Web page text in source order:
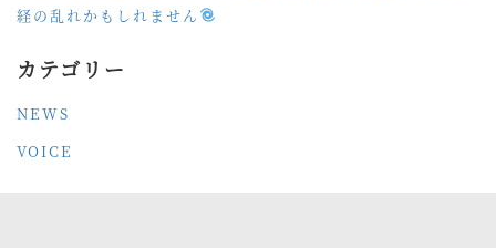
経の乱れかもしれません
カテゴリー
NEWS
VOICE